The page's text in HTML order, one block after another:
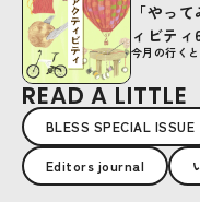
今月の行く
「やっ
ィビティ
READ A LITTLE
BLESS SPECIAL ISSUE
Editors journal